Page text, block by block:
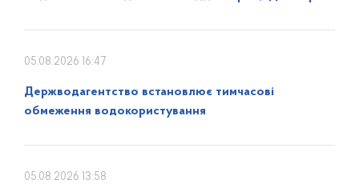
05.08.2026 16:47
Держводагентство встановлює тимчасові
обмеження водокористування
05.08.2026 13:58